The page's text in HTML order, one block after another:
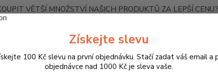
VĚTŠÍ MNOŽSTVÍ NAŠICH PRODUKTŮ ZA LEPŠÍ
Hledat
Získejte slevu
100 Kč slevu na první objednávku. Stačí zadat váš email a
objednávce nad 1000 Kč je sleva vaše.